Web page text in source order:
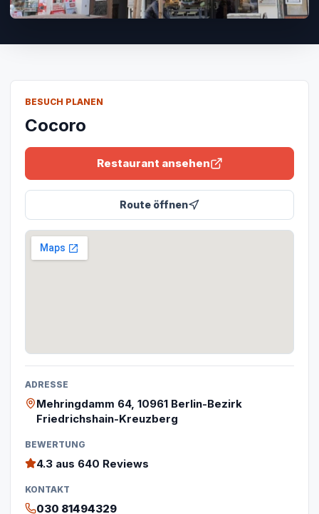
BESUCH PLANEN
Cocoro
Restaurant ansehen
Route öffnen
ADRESSE
Mehringdamm 64, 10961 Berlin-Bezirk
Friedrichshain-Kreuzberg
BEWERTUNG
4.3 aus 640 Reviews
KONTAKT
030 81494329